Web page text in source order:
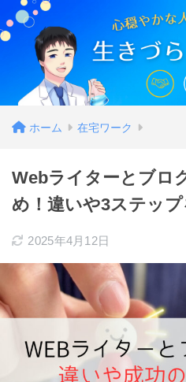
ホーム 在宅ワーク
Webライターとブロ
め！違いや3ステッ
2025年4月12日